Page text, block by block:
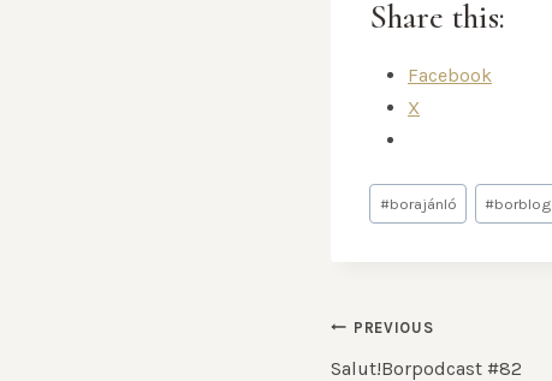
Share this:
Facebook
X
#borajánló #borblog
PREVIOUS
Salut!Borpodcast #82